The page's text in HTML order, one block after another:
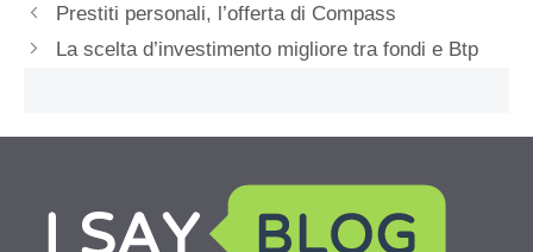
Prestiti personali, l’offerta di Compass
La scelta d’investimento migliore tra fondi e Btp